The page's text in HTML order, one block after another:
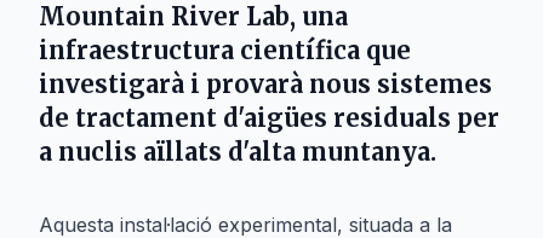
Mountain River Lab, una
infraestructura científica que
investigarà i provarà nous sistemes
de tractament d'aigües residuals per
a nuclis aïllats d'alta muntanya.
Aquesta instal·lació experimental, situada a la